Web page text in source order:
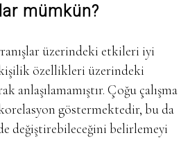
mümkün?
üzerindeki etkileri iyi
özellikleri üzerindeki
anlaşılamamıştır. Çoğu çalışma
göstermektedir, bu da
değiştirebileceğini belirlemeyi